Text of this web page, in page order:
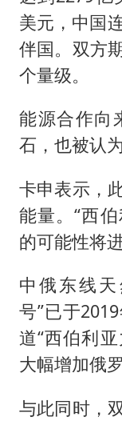
美元，中国
伴国。双方
个量级。
能源合作向
石，也被认
卡申表示，
能量。“西
的可能性将
中俄东线
号”已于
道“西伯利
大幅增加俄
与此同时，